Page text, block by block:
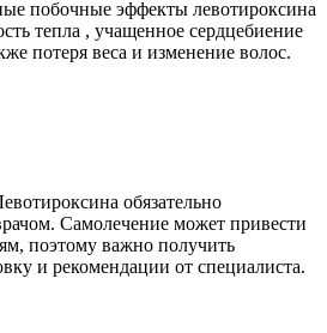
побочные эффекты левотироксина
тепла , учащенное сердцебиение
потеря веса и изменение волос.
обязательно
Самолечение может привести
поэтому важно получить
и рекомендации от специалиста.